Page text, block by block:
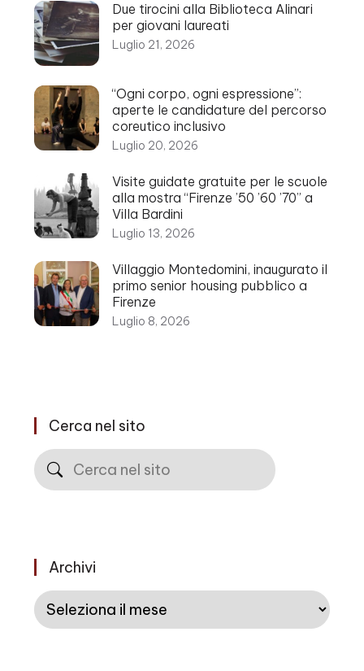
Due tirocini alla Biblioteca Alinari
per giovani laureati
Luglio 21, 2026
“Ogni corpo, ogni espressione”:
aperte le candidature del percorso
coreutico inclusivo
Luglio 20, 2026
Visite guidate gratuite per le scuole
alla mostra “Firenze ’50 ’60 ’70” a
Villa Bardini
Luglio 13, 2026
Villaggio Montedomini, inaugurato il
primo senior housing pubblico a
Firenze
Luglio 8, 2026
Cerca nel sito
Cerca
Archivi
Archivi